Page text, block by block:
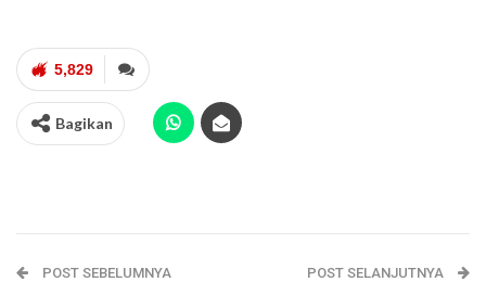
5,829
Bagikan
POST SEBELUMNYA POST SELANJUTNYA